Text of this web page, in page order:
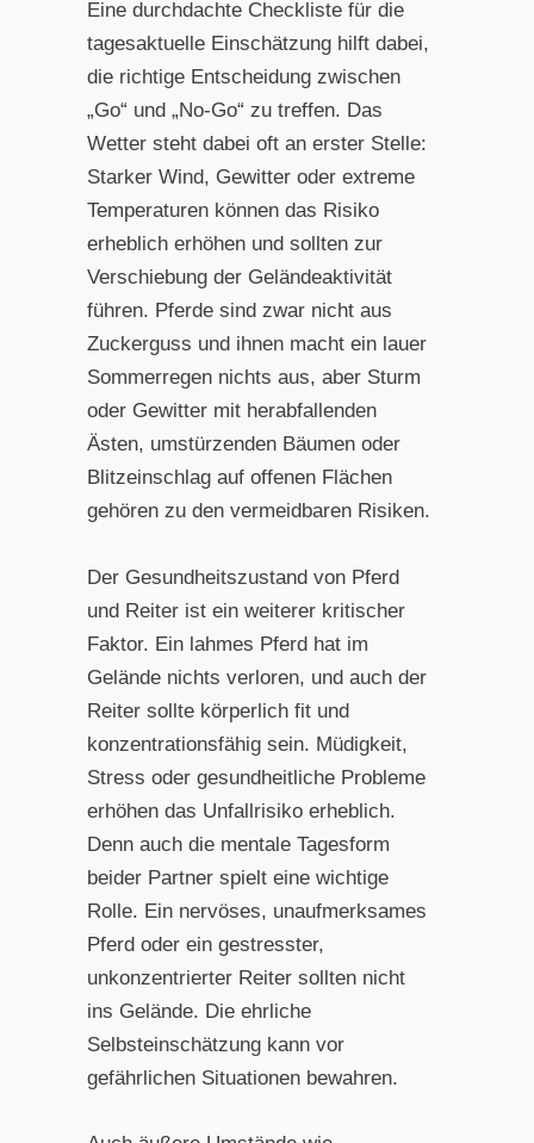
Eine durchdachte Checkliste für die
tagesaktuelle Einschätzung hilft dabei,
die richtige Entscheidung zwischen
„Go“ und „No-Go“ zu treffen. Das
Wetter steht dabei oft an erster Stelle:
Starker Wind, Gewitter oder extreme
Temperaturen können das Risiko
erheblich erhöhen und sollten zur
Verschiebung der Geländeaktivität
führen. Pferde sind zwar nicht aus
Zuckerguss und ihnen macht ein lauer
Sommerregen nichts aus, aber Sturm
oder Gewitter mit herabfallenden
Ästen, umstürzenden Bäumen oder
Blitzeinschlag auf offenen Flächen
gehören zu den vermeidbaren Risiken.
Der Gesundheitszustand von Pferd
und Reiter ist ein weiterer kritischer
Faktor. Ein lahmes Pferd hat im
Gelände nichts verloren, und auch der
Reiter sollte körperlich fit und
konzentrationsfähig sein. Müdigkeit,
Stress oder gesundheitliche Probleme
erhöhen das Unfallrisiko erheblich.
Denn auch die mentale Tagesform
beider Partner spielt eine wichtige
Rolle. Ein nervöses, unaufmerksames
Pferd oder ein gestresster,
unkonzentrierter Reiter sollten nicht
ins Gelände. Die ehrliche
Selbsteinschätzung kann vor
gefährlichen Situationen bewahren.